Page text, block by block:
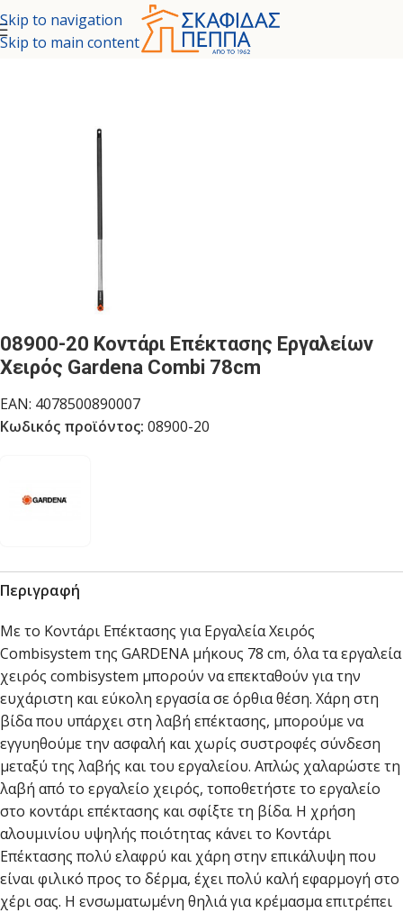
Skip to navigation
Skip to main content
ΕΡΓΑΛΕΙΑ - ΚΗΠΟΣ/ΕΡΓΑΛΕΙΑ ΚΗΠΟΥ/
08900-20 Κοντάρι Επέκτασης Εργαλείων
Χειρός Gardena Combi 78cm
EAN: 4078500890007
Κωδικός προϊόντος: 08900-20
Περιγραφή
Με το Κοντάρι Επέκτασης για Εργαλεία Χειρός
Combisystem της GARDENA μήκους 78 cm, όλα τα εργαλεία
χειρός combisystem μπορούν να επεκταθούν για την
ευχάριστη και εύκολη εργασία σε όρθια θέση. Χάρη στη
βίδα που υπάρχει στη λαβή επέκτασης, μπορούμε να
εγγυηθούμε την ασφαλή και χωρίς συστροφές σύνδεση
μεταξύ της λαβής και του εργαλείου. Απλώς χαλαρώστε τη
λαβή από το εργαλείο χειρός, τοποθετήστε το εργαλείο
στο κοντάρι επέκτασης και σφίξτε τη βίδα. Η χρήση
αλουμινίου υψηλής ποιότητας κάνει το Κοντάρι
Επέκτασης πολύ ελαφρύ και χάρη στην επικάλυψη που
είναι φιλικό προς το δέρμα, έχει πολύ καλή εφαρμογή στο
χέρι σας. Η ενσωματωμένη θηλιά για κρέμασμα επιτρέπει